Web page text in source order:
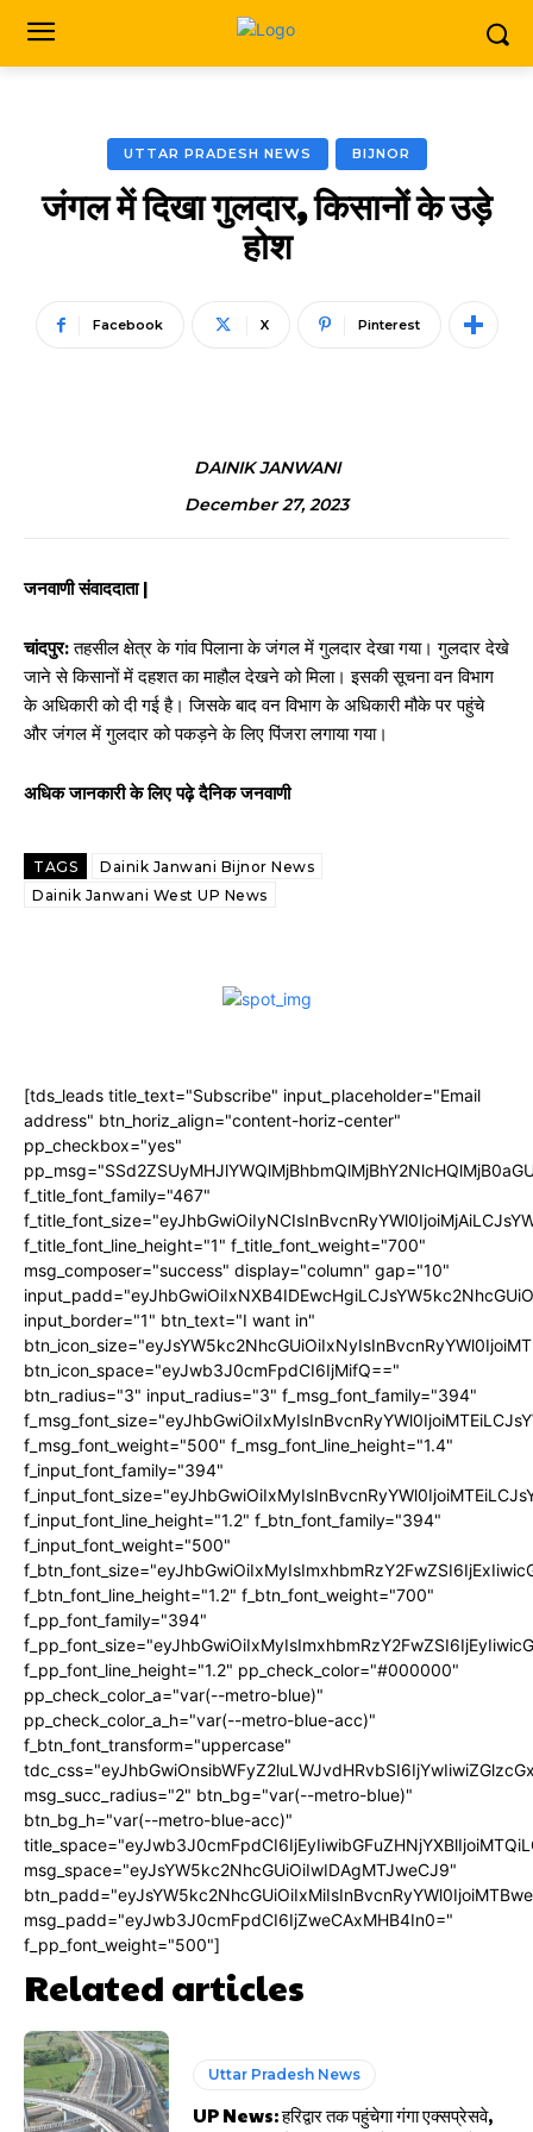
UTTAR PRADESH NEWS BIJNOR
जंगल में दिखा गुलदार, किसानों के उड़े
होश
Facebook X Pinterest
DAINIK JANWANI
December 27, 2023
जनवाणी संवाददाता |
चांदपुर:तहसील क्षेत्र के गांव पिलाना के जंगल में गुलदार देखा गया। गुलदार देखे
जाने से किसानों में दहशत का माहौल देखने को मिला। इसकी सूचना वन विभाग
के अधिकारी को दी गई है। जिसके बाद वन विभाग के अधिकारी मौके पर पहुंचे
और जंगल में गुलदार को पकड़ने के लिए पिंजरा लगाया गया।
अधिक जानकारी के लिए पढ़े दैनिक जनवाणी
TAGS
Dainik Janwani Bijnor News
Dainik Janwani West UP News
[tds_leads title_text="Subscribe" input_placeholder="Email
address" btn_horiz_align="content-horiz-center"
pp_checkbox="yes"
f_title_font_family="467"
f_title_font_line_height="1" f_title_font_weight="700"
msg_composer="success" display="column" gap="10"
input_border="1" btn_text="I want in"
btn_icon_space="eyJwb3J0cmFpdCI6IjMifQ=="
btn_radius="3" input_radius="3" f_msg_font_family="394"
f_msg_font_weight="500" f_msg_font_line_height="1.4"
f_input_font_family="394"
f_input_font_line_height="1.2" f_btn_font_family="394"
f_input_font_weight="500"
f_btn_font_line_height="1.2" f_btn_font_weight="700"
f_pp_font_family="394"
f_pp_font_line_height="1.2" pp_check_color="#000000"
pp_check_color_a="var(--metro-blue)"
pp_check_color_a_h="var(--metro-blue-acc)"
f_btn_font_transform="uppercase"
msg_succ_radius="2" btn_bg="var(--metro-blue)"
btn_bg_h="var(--metro-blue-acc)"
msg_space="eyJsYW5kc2NhcGUiOiIwIDAgMTJweCJ9"
msg_padd="eyJwb3J0cmFpdCI6IjZweCAxMHB4In0="
f_pp_font_weight="500"]
Related articles
Uttar Pradesh News
UP News: हरिद्वार तक पहुंचेगा गंगा एक्सप्रेसवे,